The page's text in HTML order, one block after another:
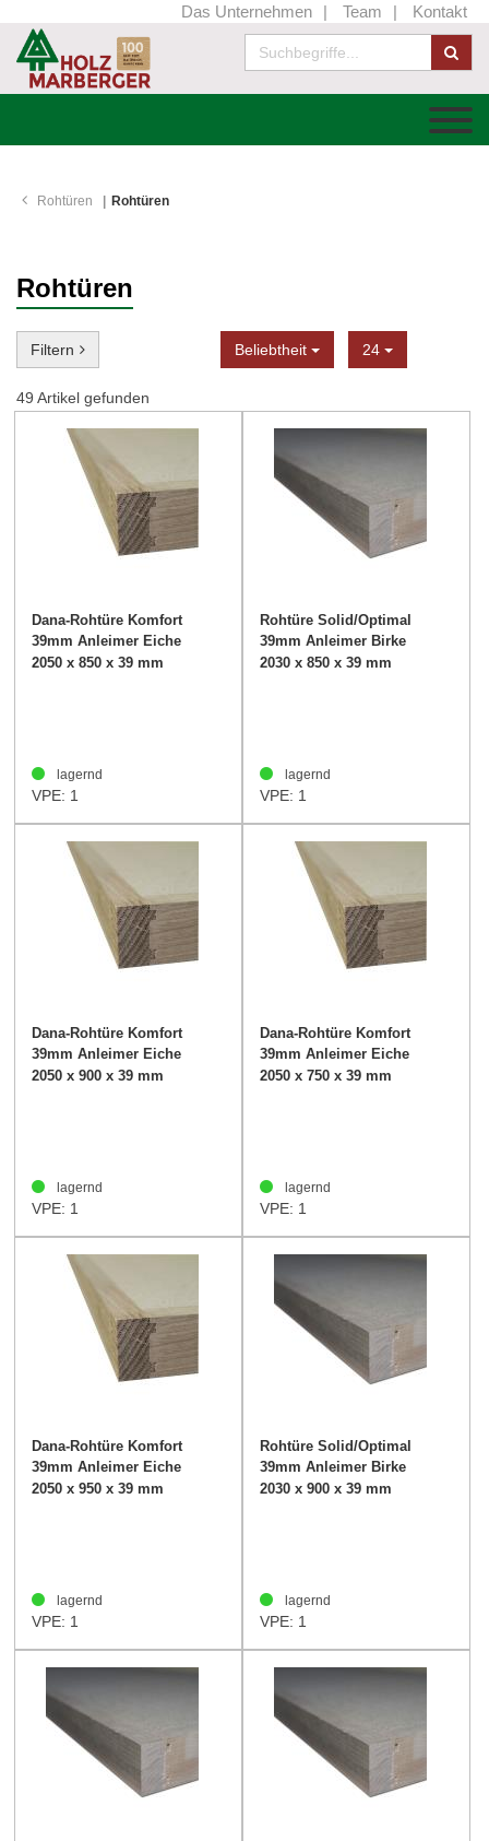
Das Unternehmen Team Kontakt
Rohtüren Rohtüren
Rohtüren
Filtern Beliebtheit Sortierung
24 Anzeige
49 Artikel gefunden
Dana-Rohtüre Komfort
39mm Anleimer Eiche
2050 x 850 x 39 mm
lagernd
VPE: 1
Rohtüre Solid/Optimal
39mm Anleimer Birke
2030 x 850 x 39 mm
lagernd
VPE: 1
Dana-Rohtüre Komfort
39mm Anleimer Eiche
2050 x 900 x 39 mm
lagernd
VPE: 1
Dana-Rohtüre Komfort
39mm Anleimer Eiche
2050 x 750 x 39 mm
lagernd
VPE: 1
Dana-Rohtüre Komfort
39mm Anleimer Eiche
2050 x 950 x 39 mm
lagernd
VPE: 1
Rohtüre Solid/Optimal
39mm Anleimer Birke
2030 x 900 x 39 mm
lagernd
VPE: 1